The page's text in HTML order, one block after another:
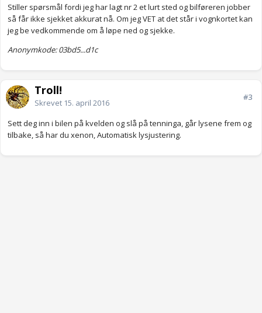
Stiller spørsmål fordi jeg har lagt nr 2 et lurt sted og bilføreren jobber
så får ikke sjekket akkurat nå. Om jeg VET at det står i vognkortet kan
jeg be vedkommende om å løpe ned og sjekke.
Anonymkode: 03bd5...d1c
Troll!
Skrevet 15. april 2016
#3
Sett deg inn i bilen på kvelden og slå på tenninga, går lysene frem og
tilbake, så har du xenon, Automatisk lysjustering.